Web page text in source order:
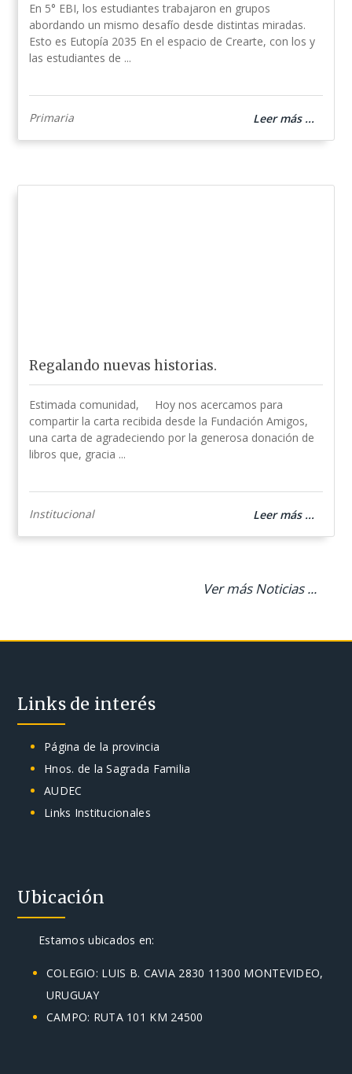
En 5° EBI, los estudiantes trabajaron en grupos
abordando un mismo desafío desde distintas miradas.
Esto es Eutopía 2035 En el espacio de Crearte, con los y
las estudiantes de ...
Primaria Leer más ...
Regalando nuevas historias.
Estimada comunidad, Hoy nos acercamos para
compartir la carta recibida desde la Fundación Amigos,
una carta de agradeciendo por la generosa donación de
libros que, gracia ...
Institucional Leer más ...
Ver más Noticias ...
Links de interés
Página de la provincia
Hnos. de la Sagrada Familia
AUDEC
Links Institucionales
Ubicación
Estamos ubicados en:
COLEGIO: LUIS B. CAVIA 2830 11300 MONTEVIDEO,
URUGUAY
CAMPO: RUTA 101 KM 24500